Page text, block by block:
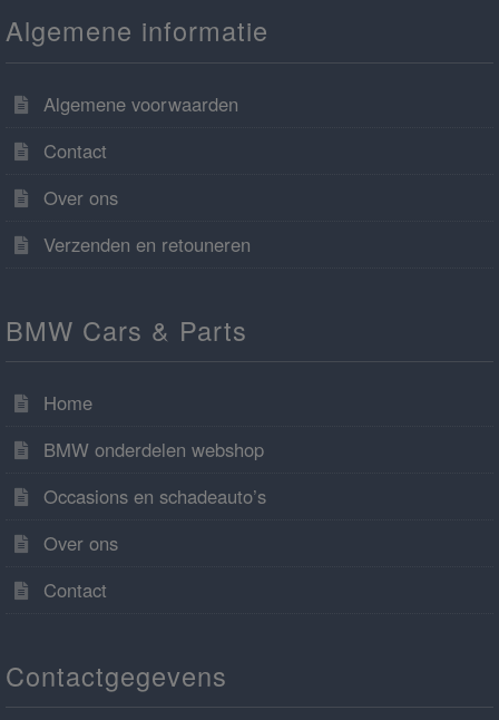
Algemene informatie
Algemene voorwaarden
Contact
Over ons
Verzenden en retouneren
BMW Cars & Parts
Home
BMW onderdelen webshop
Occasions en schadeauto’s
Over ons
Contact
Contactgegevens